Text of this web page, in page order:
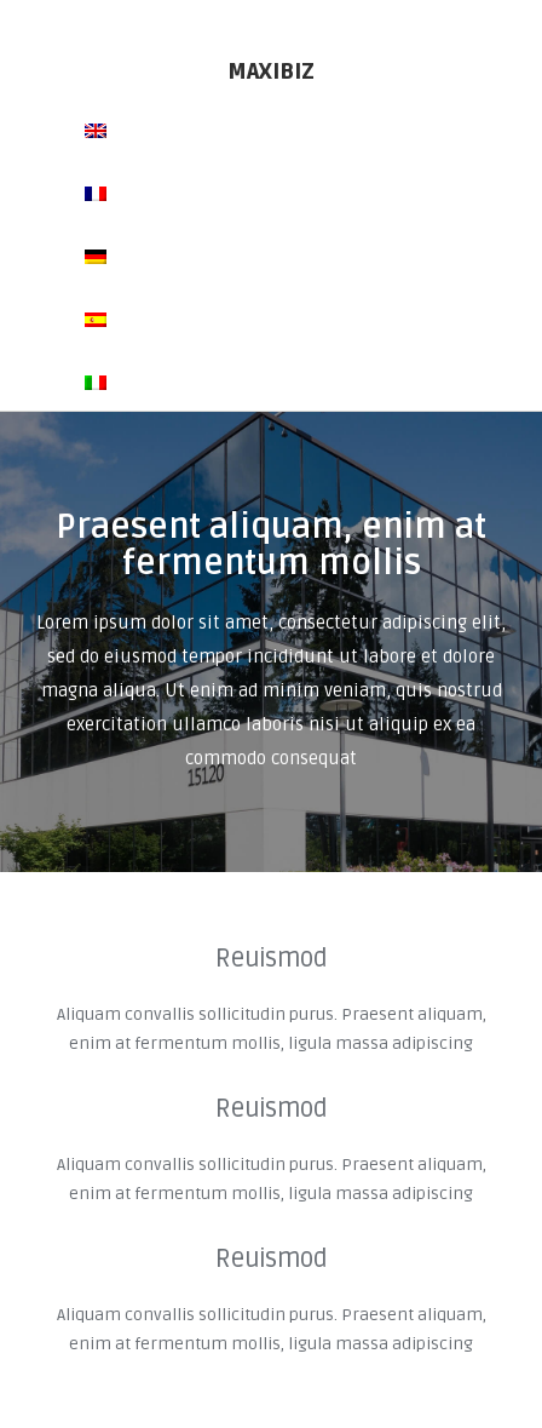
MAXIBIZ
Praesent aliquam, enim at
fermentum mollis
Lorem ipsum dolor sit amet, consectetur adipiscing elit,
sed do eiusmod tempor incididunt ut labore et dolore
magna aliqua. Ut enim ad minim veniam, quis nostrud
exercitation ullamco laboris nisi ut aliquip ex ea
commodo consequat
Reuismod
Aliquam convallis sollicitudin purus. Praesent aliquam,
enim at fermentum mollis, ligula massa adipiscing
Reuismod
Aliquam convallis sollicitudin purus. Praesent aliquam,
enim at fermentum mollis, ligula massa adipiscing
Reuismod
Aliquam convallis sollicitudin purus. Praesent aliquam,
enim at fermentum mollis, ligula massa adipiscing